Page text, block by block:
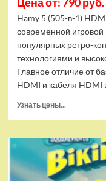
Hamy 5 (505-в-1)
современной игровой
популярных ретро-
технологиями и
Главное отличие от
HDMI и кабеля HDMI
Узнать цены...
Игровая
приставка
Hamy
5